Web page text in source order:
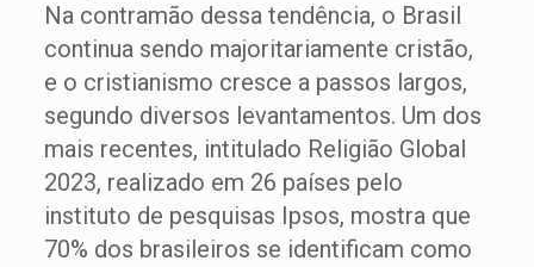
Na contramão dessa tendência, o Brasil
continua sendo majoritariamente cristão,
e o cristianismo cresce a passos largos,
segundo diversos levantamentos. Um dos
mais recentes, intitulado Religião Global
2023, realizado em 26 países pelo
instituto de pesquisas Ipsos, mostra que
70% dos brasileiros se identificam como